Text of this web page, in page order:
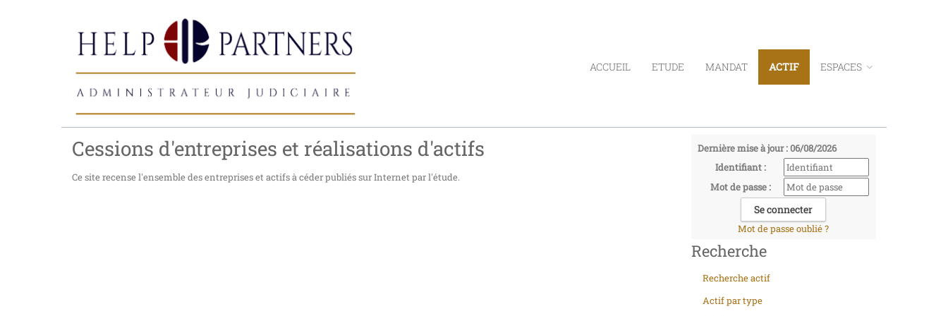
ACCUEIL ETUDE MANDAT ACTIF ESPACES
Dernière mise à jour : 06/08/2026
Identifiant :
Mot de passe :
Mot de passe oublié ?
Recherche
Recherche actif
Actif par type
Cessions d'entreprises et réalisations d'actifs
Ce site recense l'ensemble des entreprises et actifs à céder publiés sur Internet par l'étude.